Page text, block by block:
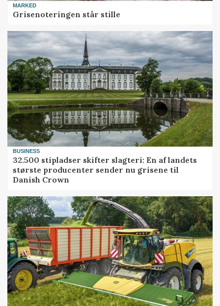
MARKED
Grisenoteringen står stille
BUSINESS
32.500 stipladser skifter slagteri: En af landets
største producenter sender nu grisene til
Danish Crown